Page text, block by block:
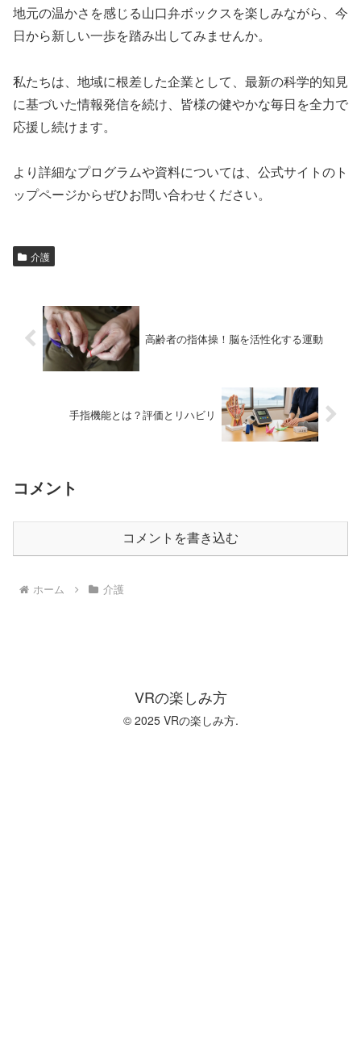
地元の温かさを感じる山口弁ボックスを楽しみながら、今
日から新しい一歩を踏み出してみませんか。
私たちは、地域に根差した企業として、最新の科学的知見
に基づいた情報発信を続け、皆様の健やかな毎日を全力で
応援し続けます。
より詳細なプログラムや資料については、公式サイトのト
ップページからぜひお問い合わせください。
介護
高齢者の指体操！脳を活性化する運動
手指機能とは？評価とリハビリ
コメント
コメントを書き込む
ホーム 介護
VRの楽しみ方
© 2025 VRの楽しみ方.